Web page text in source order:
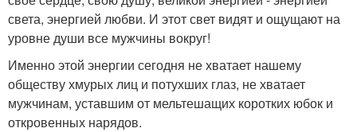
света, энергией любви. И этот свет видят и ощущают на
уровне души все мужчины вокруг!
Именно этой энергии сегодня не хватает нашему
обществу хмурых лиц и потухших глаз, не хватает
мужчинам, уставшим от мельтешащих коротких юбок и
откровенных нарядов.